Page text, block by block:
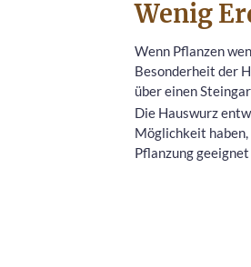
Wenig
Wenn Pflanzen
Besonderheit der
über einen
Die Hauswurz
Möglichkeit
Pflanzung geeignet